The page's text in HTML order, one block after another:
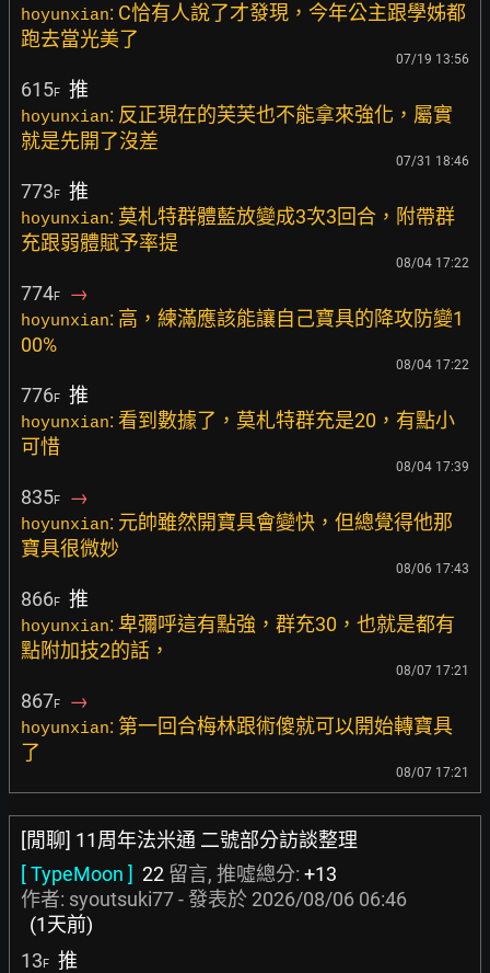
hoyunxian: C恰有人說了才發現，今年公主跟學姊都
跑去當光美了
07/19 13:56
615F 推
hoyunxian: 反正現在的芙芙也不能拿來強化，屬實
就是先開了沒差
07/31 18:46
773F 推
hoyunxian: 莫札特群體藍放變成3次3回合，附帶群
充跟弱體賦予率提
08/04 17:22
774F →
hoyunxian: 高，練滿應該能讓自己寶具的降攻防變1
00%
08/04 17:22
776F 推
hoyunxian: 看到數據了，莫札特群充是20，有點小
可惜
08/04 17:39
835F →
hoyunxian: 元帥雖然開寶具會變快，但總覺得他那
寶具很微妙
08/06 17:43
866F 推
hoyunxian: 卑彌呼這有點強，群充30，也就是都有
點附加技2的話，
08/07 17:21
867F →
hoyunxian: 第一回合梅林跟術傻就可以開始轉寶具
了
08/07 17:21
[閒聊] 11周年法米通 二號部分訪談整理
[ TypeMoon ] 22 留言, 推噓總分: +13
作者: syoutsuki77- 發表於 2026/08/06 06:46
(1天前)
13F 推